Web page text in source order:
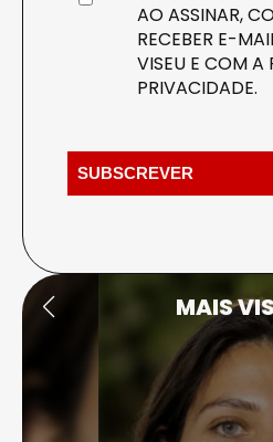
AO ASSINAR,
RECEBER E-
VISEU E COM A
PRIVACIDADE.
MAIS